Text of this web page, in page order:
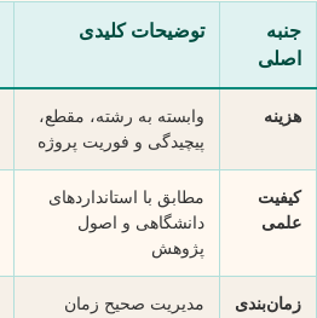
جنبه
اصلی
توضیحات کلیدی
هزینه
وابسته به رشته، مقطع،
پیچیدگی و فوریت پروژه
کیفیت
علمی
مطابق با استانداردهای
دانشگاهی و اصول
پژوهش
زمان‌بندی
مدیریت صحیح زمان